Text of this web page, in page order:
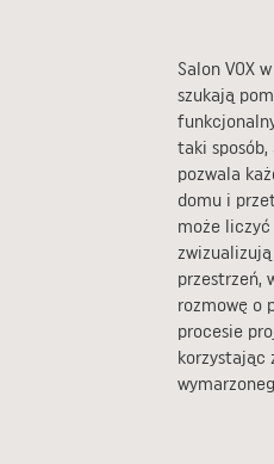
Salon VOX
szukają
taki
pozwala
domu i
może liczyć
przestrzeń,
rozmowę o
procesie
korzystając